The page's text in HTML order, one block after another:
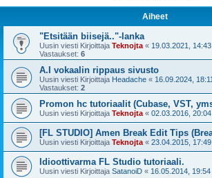
Aiheet
"Etsitään biisejä.."-lanka
Uusin viesti Kirjoittaja Teknojta « 19.03.2021, 14:43
Vastaukset: 6
A.I vokaalin rippaus sivusto
Uusin viesti Kirjoittaja Headache « 16.09.2024, 18:11
Vastaukset: 2
Promon hc tutoriaalit (Cubase, VST,
Uusin viesti Kirjoittaja Teknojta « 02.03.2016, 20:04
[FL STUDIO] Amen Break Edit Tips
Uusin viesti Kirjoittaja Teknojta « 23.04.2015, 17:49
Idioottivarma FL Studio tutoriaali.
Uusin viesti Kirjoittaja SatanoiD « 16.05.2014, 19:54